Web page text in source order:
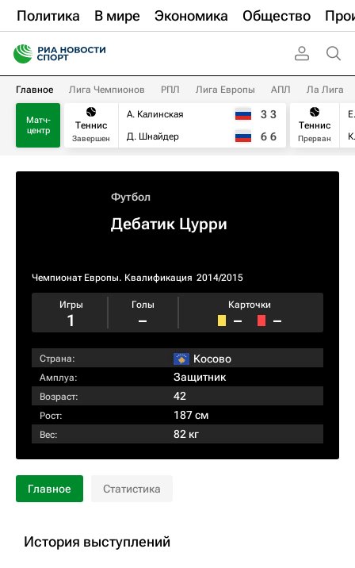
Политика В мире Экономика Общество
Главное Лига Чемпионов РПЛ Лига Европы АПЛ Ла Лига
Матч-
центр
Теннис
Завершен
А. Калинская
Д. Шнайдер
3 3
6 6
Теннис
Прерван
Футбол
Дебатик Цурри
Чемпионат Европы. Квалификация​ 2014/2015
Игры
1
Голы
–
Карточки
– –
Страна: Косово
Амплуа: Защитник
Возраст: 42
Рост: 187 см
Вес: 82 кг
Главное Статистика
История выступлений